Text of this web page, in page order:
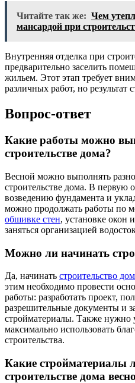
Читайте так же: Чем
мансардой при
Внутренняя отделка при
предварительно заселить
жильем. Этот этап требует
различных работ, но результат
Вопрос-ответ
Какие работы можно
строительстве дома?
Весной можно выполнять
строительстве дома. В первую
возведению фундамента и
можно продолжать работы по
обшивке стен, установке окон
заняться организацией
Можно ли начинать
Да, начинать строительство
этим необходимо провести
работы: разработать проект,
разрешительные документы и
стройматериалы. Также нужно
максимально использовать
строительства.
Какие стройматериалы
строительстве дома